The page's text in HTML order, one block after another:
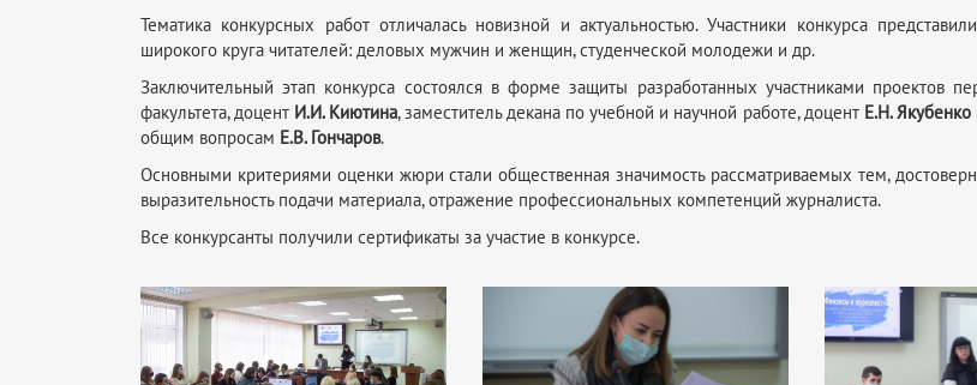
Тематика конкурсных работ отличалась новизной и актуальностью. Участники конкурса
широкого круга читателей: деловых мужчин и женщин, студенческой молодежи и др.
Заключительный этап конкурса состоялся в форме защиты разработанных участниками проектов
факультета, доцент И.И. Киютина, заместитель декана по учебной и научной работе, доцент Е.Н. Якубенко
общим вопросам Е.В. Гончаров.
Основными критериями оценки жюри стали общественная значимость рассматриваемых тем,
выразительность подачи материала, отражение профессиональных компетенций журналиста.
Все конкурсанты получили сертификаты за участие в конкурсе.